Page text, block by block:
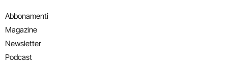
Abbonamenti
Magazine
Newsletter
Podcast